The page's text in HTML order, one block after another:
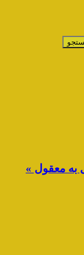
به معقول »